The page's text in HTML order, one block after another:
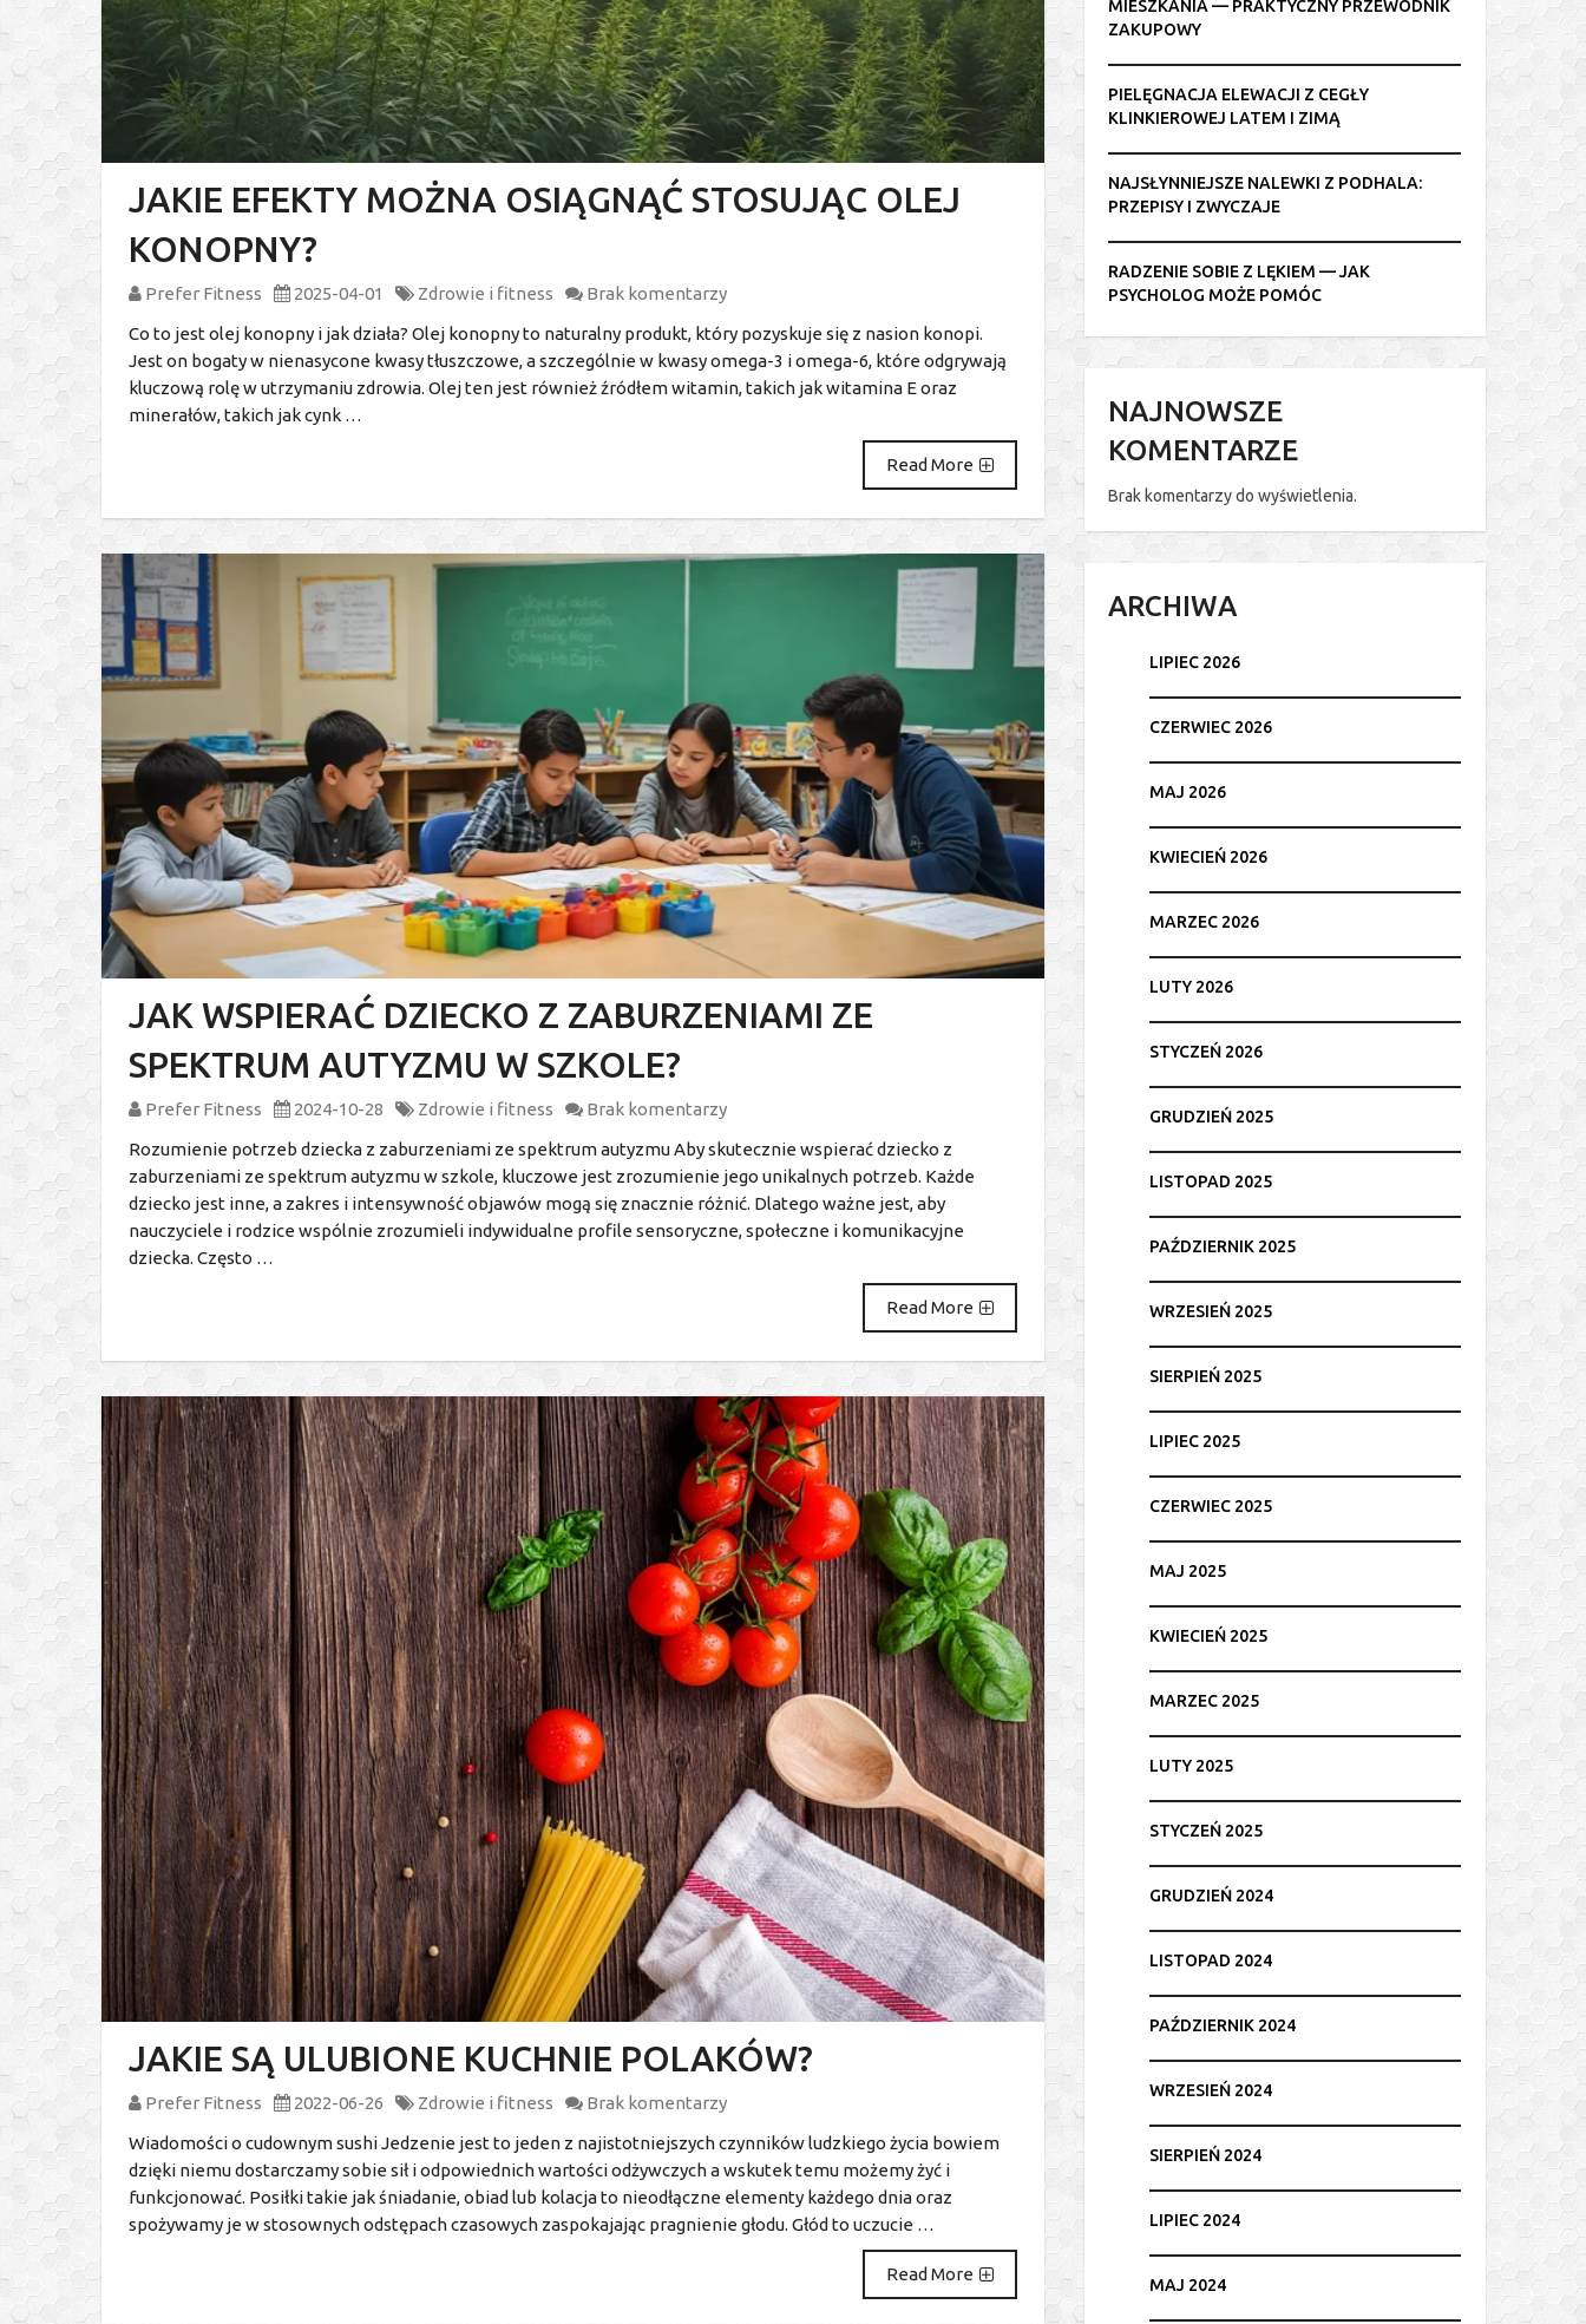
JAKIE EFEKTY MOŻNA OSIĄGNĄĆ STOSUJĄC OLEJ
KONOPNY?
Prefer Fitness 2025-04-01 Zdrowie i fitness
Brak komentarzy
Co to jest olej konopny i jak działa? Olej konopny to naturalny produkt, który pozyskuje się z nasion konopi.
Jest on bogaty w nienasycone kwasy tłuszczowe, a szczególnie w kwasy omega-3 i omega-6, które odgrywają
kluczową rolę w utrzymaniu zdrowia. Olej ten jest również źródłem witamin, takich jak witamina E oraz
minerałów, takich jak cynk …
Read More
JAK WSPIERAĆ DZIECKO Z ZABURZENIAMI ZE
SPEKTRUM AUTYZMU W SZKOLE?
Prefer Fitness 2024-10-28 Zdrowie i fitness
Brak komentarzy
Rozumienie potrzeb dziecka z zaburzeniami ze spektrum autyzmu Aby skutecznie wspierać dziecko z
zaburzeniami ze spektrum autyzmu w szkole, kluczowe jest zrozumienie jego unikalnych potrzeb. Każde
dziecko jest inne, a zakres i intensywność objawów mogą się znacznie różnić. Dlatego ważne jest, aby
nauczyciele i rodzice wspólnie zrozumieli indywidualne profile sensoryczne, społeczne i komunikacyjne
dziecka. Często …
Read More
JAKIE SĄ ULUBIONE KUCHNIE POLAKÓW?
Prefer Fitness 2022-06-26 Zdrowie i fitness
Brak komentarzy
Wiadomości o cudownym sushi Jedzenie jest to jeden z najistotniejszych czynników ludzkiego życia bowiem
dzięki niemu dostarczamy sobie sił i odpowiednich wartości odżywczych a wskutek temu możemy żyć i
funkcjonować. Posiłki takie jak śniadanie, obiad lub kolacja to nieodłączne elementy każdego dnia oraz
spożywamy je w stosownych odstępach czasowych zaspokajając pragnienie głodu. Głód to uczucie …
Read More
MIESZKANIA — PRAKTYCZNY PRZEWODNIK
ZAKUPOWY
PIELĘGNACJA ELEWACJI Z CEGŁY
KLINKIEROWEJ LATEM I ZIMĄ
NAJSŁYNNIEJSZE NALEWKI Z PODHALA:
PRZEPISY I ZWYCZAJE
RADZENIE SOBIE Z LĘKIEM — JAK
PSYCHOLOG MOŻE POMÓC
NAJNOWSZE
KOMENTARZE
Brak komentarzy do wyświetlenia.
ARCHIWA
LIPIEC 2026
CZERWIEC 2026
MAJ 2026
KWIECIEŃ 2026
MARZEC 2026
LUTY 2026
STYCZEŃ 2026
GRUDZIEŃ 2025
LISTOPAD 2025
PAŹDZIERNIK 2025
WRZESIEŃ 2025
SIERPIEŃ 2025
LIPIEC 2025
CZERWIEC 2025
MAJ 2025
KWIECIEŃ 2025
MARZEC 2025
LUTY 2025
STYCZEŃ 2025
GRUDZIEŃ 2024
LISTOPAD 2024
PAŹDZIERNIK 2024
WRZESIEŃ 2024
SIERPIEŃ 2024
LIPIEC 2024
MAJ 2024